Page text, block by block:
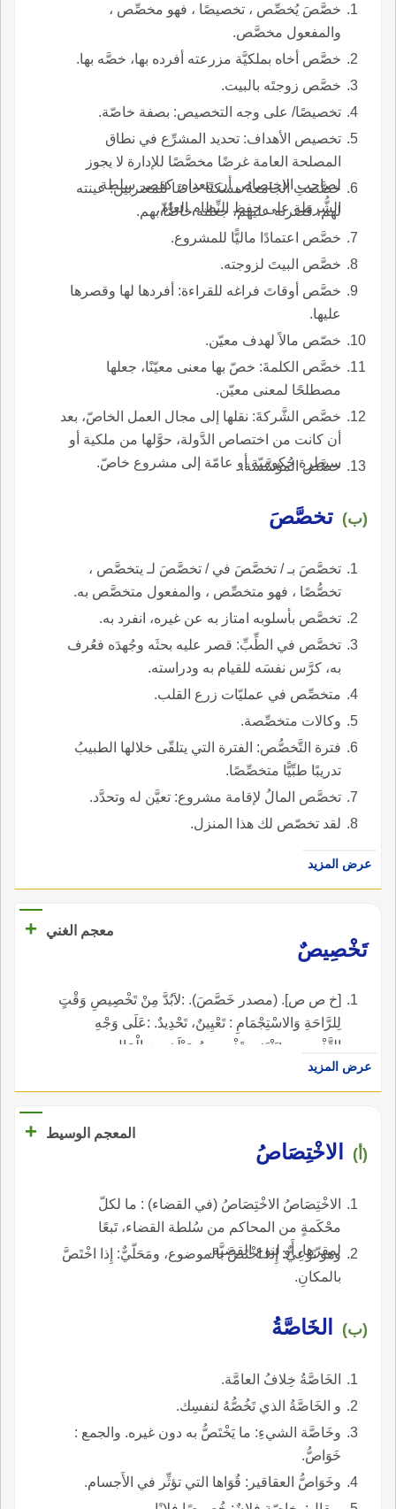
خصَّصَ يُخصِّص ، تخصيصًا ، فهو مخصِّص ،
والمفعول مخصَّص.
خصَّص أخاه بملكيَّة مزرعته أفرده بها، خصَّه بها.
خصَّص زوجتَه بالبيت.
تخصيصًا/ على وجه التخصيص: بصفة خاصّة.
تخصيص الأهداف: تحديد المشرِّع في نطاق
المصلحة العامة غرضًا مخصَّصًا للإدارة لا يجوز
لصاحب الاختصاص أن يتعداه، كقصر سلطة
الشُّرطة على حفظ النِّظام العامّ.
خصَّصتِ الجامعةُ مسكنًا خاصًا للمغتربين: عينته
لهم، قَصَرته عليهم، جعلته خاصًّا بهم.
خصَّص اعتمادًا ماليًّا للمشروع.
خصَّص البيتَ لزوجته.
خصَّص أوقاتَ فراغه للقراءة: أفردها لها وقصرها
عليها.
خصّص مالاً لهدف معيّن.
خصَّص الكلمةَ: خصّ بها معنى معيّنًا، جعلها
مصطلحًا لمعنى معيّن.
خصَّص الشَّركةَ: نقلها إلى مجال العمل الخاصّ، بعد
أن كانت من اختصاص الدَّولة، حوَّلها من ملكية أو
سيطرة حُكوميّة أو عامّة إلى مشروع خاصّ.
خصَّص المؤسَّسة.
(ب) تخصَّصَ
تخصَّصَ بـ / تخصَّصَ في / تخصَّصَ لـ يتخصَّص ،
تخصُّصًا ، فهو متخصِّص ، والمفعول متخصَّص به.
تخصَّص بأسلوبه امتاز به عن غيره، انفرد به.
تخصَّص في الطِّبِّ: قصر عليه بحثَه وجُهدَه فعُرف
به، كرَّس نفسَه للقيام به ودراسته.
متخصِّص في عمليّات زرع القلب.
وكالات متخصِّصة.
فترة التَّخصُّص: الفترة التي يتلقّى خلالها الطبيبُ
تدريبًا طبِّيًّا متخصِّصًا.
تخصَّص المالُ لإقامة مشروع: تعيَّن له وتحدَّد.
لقد تخصّص لك هذا المنزل.
عرض المزيد
معجم الغني
+
تَخْصِيصٌ
[خ ص ص]. (مصدر خَصَّصَ). :لاَبُدَّ مِنْ تَخْصِيصِ وَقْتٍ
لِلرَّاحَةِ وَالاسْتِجْمَامِ : تَعْيِينٌ، تَحْدِيدٌ. :عَلَى وَجْهِ
التَّخْصِيصِ :يَنْبَغِي تَخْصِيصُ مَبْلَغٍ مِنَ الْمَالِ.
عرض المزيد
المعجم الوسيط +
(أ) الاخْتِصَاصُ
الاخْتِصَاصُ الاخْتِصَاصُ (في القضاء) : ما لكلّ
محْكَمةٍ من المحاكم من سُلطة القضاء، تَبعًا
لمقرّها، أَو لنوع القضيَّة.
وهو نَوْعِيٌّ: إِذا اخْتَصَّ بالموضوع، ومَحَلّيٌّ: إِذا اخْتَصَّ
بالمكانِ.
(ب) الخَاصَّةُ
الخَاصَّةُ خِلافُ العامَّة.
و الخَاصَّةُ الذي تَخُصُّهُ لنفسِك.
وخَاصَّة الشيءِ: ما يَخْتَصُّ به دون غيره. والجمع :
خَوَاصُّ.
وخَوَاصُّ العقاقير: قُوَاها التي تؤثِّر في الأَجسام.